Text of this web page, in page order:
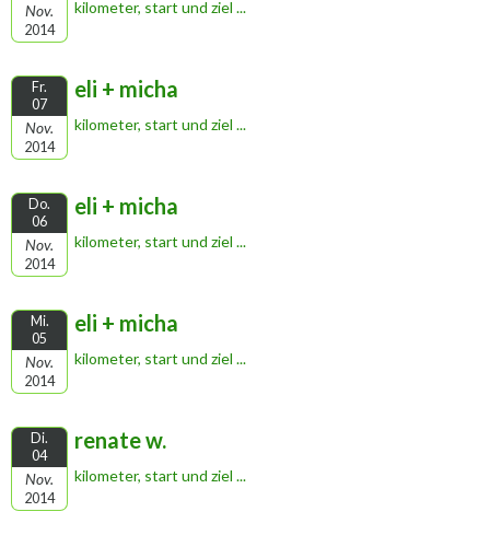
Nov.
2014
kilometer, start und ziel ...
Fr.
07
Nov.
2014
eli + micha
kilometer, start und ziel ...
Do.
06
Nov.
2014
eli + micha
kilometer, start und ziel ...
Mi.
05
Nov.
2014
eli + micha
kilometer, start und ziel ...
Di.
04
Nov.
2014
renate w.
kilometer, start und ziel ...